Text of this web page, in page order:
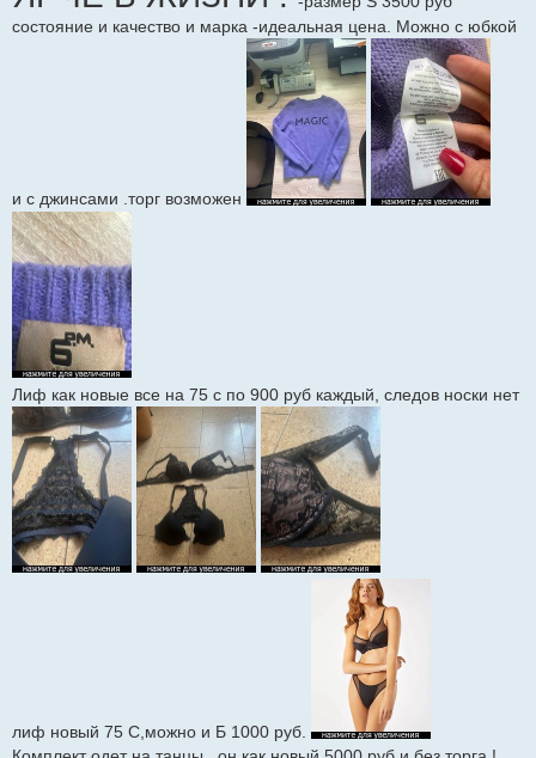
состояние и качество и марка -идеальная цена. Можно с юбкой
и с джинсами .торг возможен
Лиф как новые все на 75 с по 900 руб каждый, следов носки нет
лиф новый 75 С,можно и Б 1000 руб.